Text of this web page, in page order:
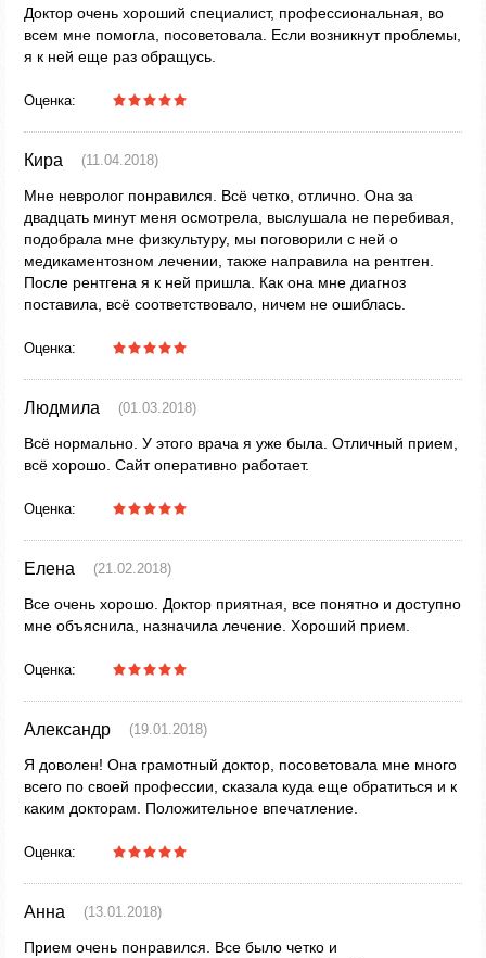
Доктор очень хороший специалист, профессиональная, во
всем мне помогла, посоветовала. Если возникнут проблемы,
я к ней еще раз обращусь.
Оценка:
Кира (11.04.2018)
Мне невролог понравился. Всё четко, отлично. Она за
двадцать минут меня осмотрела, выслушала не перебивая,
подобрала мне физкультуру, мы поговорили с ней о
медикаментозном лечении, также направила на рентген.
После рентгена я к ней пришла. Как она мне диагноз
поставила, всё соответствовало, ничем не ошиблась.
Оценка:
Людмила (01.03.2018)
Всё нормально. У этого врача я уже была. Отличный прием,
всё хорошо. Сайт оперативно работает.
Оценка:
Елена (21.02.2018)
Все очень хорошо. Доктор приятная, все понятно и доступно
мне объяснила, назначила лечение. Хороший прием.
Оценка:
Александр (19.01.2018)
Я доволен! Она грамотный доктор, посоветовала мне много
всего по своей профессии, сказала куда еще обратиться и к
каким докторам. Положительное впечатление.
Оценка:
Анна (13.01.2018)
Прием очень понравился. Все было четко и